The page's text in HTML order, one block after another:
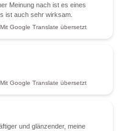
Meinung nach ist es eines
ist auch sehr wirksam.
Mit Google Translate übersetzt
Mit Google Translate übersetzt
und glänzender, meine